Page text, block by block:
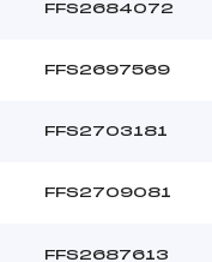
FFS2684072
FFS2697569
FFS2703181
FFS2709081
FFS2687613